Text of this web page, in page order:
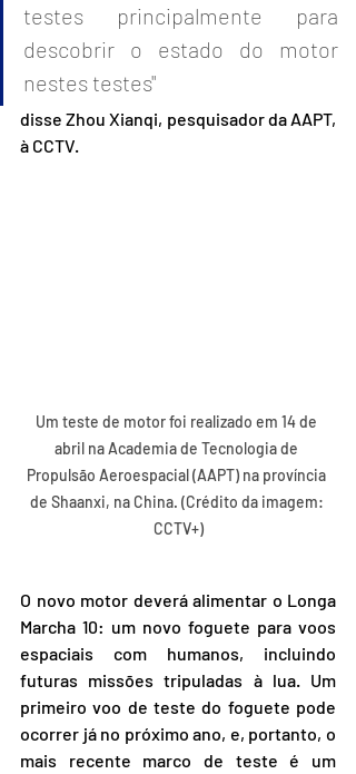
testes principalmente para
descobrir o estado do motor
nestes testes"
disse Zhou Xianqi, pesquisador da AAPT,
à CCTV.
Um teste de motor foi realizado em 14 de
abril na Academia de Tecnologia de
Propulsão Aeroespacial (AAPT) na província
de Shaanxi, na China. (Crédito da imagem:
CCTV+)
O novo motor deverá alimentar o Longa
Marcha 10: um novo foguete para voos
espaciais com humanos, incluindo
futuras missões tripuladas à lua. Um
primeiro voo de teste do foguete pode
ocorrer já no próximo ano, e, portanto, o
mais recente marco de teste é um